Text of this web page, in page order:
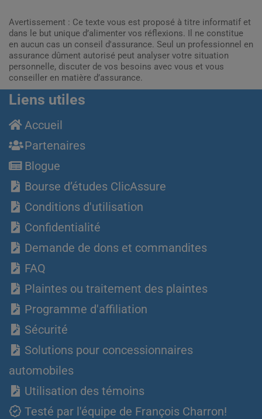
Avertissement : Ce texte vous est proposé à titre informatif et
dans le but unique d’alimenter vos réflexions. Il ne constitue
en aucun cas un conseil d'assurance. Seul un professionnel en
assurance dûment autorisé peut analyser votre situation
personnelle, discuter de vos besoins avec vous et vous
conseiller en matière d’assurance.
Liens utiles
Accueil
Partenaires
Blogue
Bourse d’études ClicAssure
Conditions d'utilisation
Confidentialité
Demande de dons et commandites
FAQ
Plaintes ou traitement des plaintes
Programme d'affiliation
Sécurité
Solutions pour concessionnaires
automobiles
Utilisation des témoins
Testé par l'équipe de François Charron!